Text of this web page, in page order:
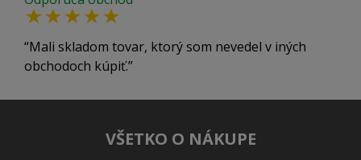
Mali skladom tovar, ktorý som nevedel v iných
obchodoch kúpiť.
VŠETKO O NÁKUPE